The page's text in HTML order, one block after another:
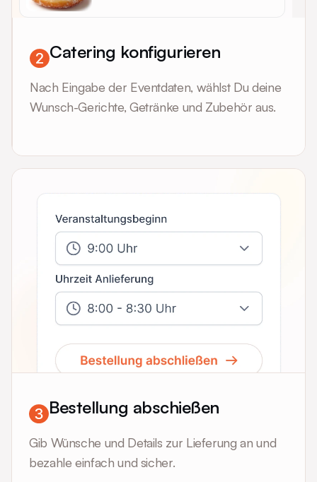
Catering konfigurieren
Nach Eingabe der Eventdaten, wählst Du deine
Wunsch-Gerichte, Getränke und Zubehör aus.
Bestellung abschießen
Gib Wünsche und Details zur Lieferung an und
bezahle einfach und sicher.